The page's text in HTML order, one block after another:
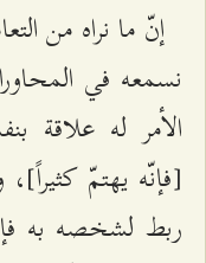
إنّ ما نراه من
نسمعه في
الأمر له
[فإنّه يهتمّ
ربط لشخصه به